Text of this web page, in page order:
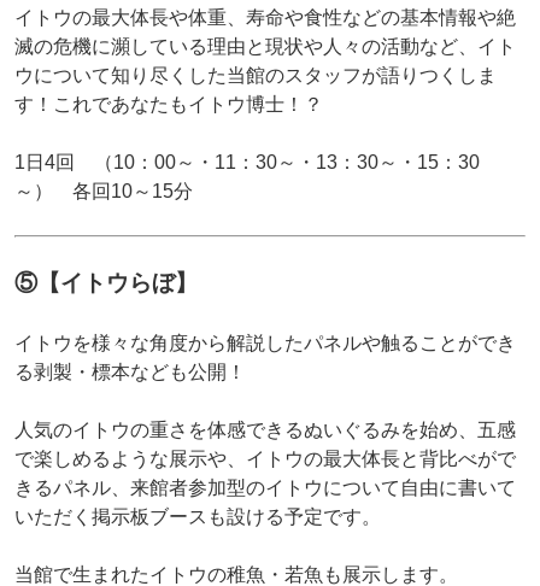
イトウの最大体長や体重、寿命や食性などの基本情報や絶
滅の危機に瀕している理由と現状や人々の活動など、イト
ウについて知り尽くした当館のスタッフが語りつくしま
す！これであなたもイトウ博士！？
1日4回 （10：00～・11：30～・13：30～・15：30
～） 各回10～15分
⑤【イトウらぼ】
イトウを様々な角度から解説したパネルや触ることができ
る剥製・標本なども公開！
人気のイトウの重さを体感できるぬいぐるみを始め、五感
で楽しめるような展示や、イトウの最大体長と背比べがで
きるパネル、来館者参加型のイトウについて自由に書いて
いただく掲示板ブースも設ける予定です。
当館で生まれたイトウの稚魚・若魚も展示します。